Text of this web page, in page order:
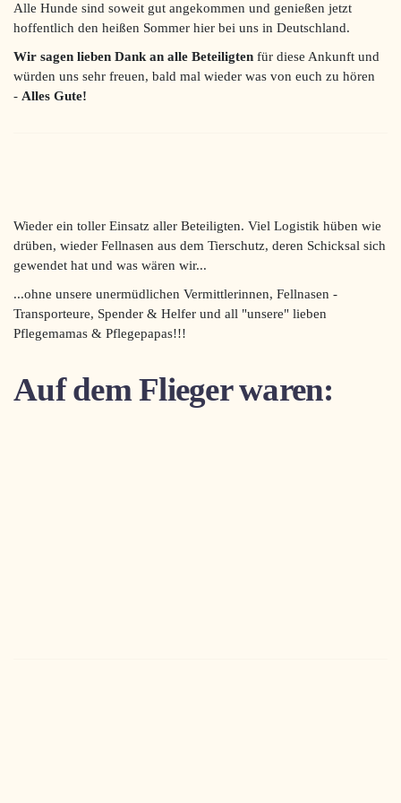
Alle Hunde sind soweit gut angekommen und genießen jetzt
hoffentlich den heißen Sommer hier bei uns in Deutschland.
Wir sagen lieben Dank an alle Beteiligten für diese Ankunft und
würden uns sehr freuen, bald mal wieder was von euch zu hören
- Alles Gute!
Wieder ein toller Einsatz aller Beteiligten. Viel Logistik hüben wie
drüben, wieder Fellnasen aus dem Tierschutz, deren Schicksal sich
gewendet hat und was wären wir...
...ohne unsere unermüdlichen Vermittlerinnen, Fellnasen -
Transporteure, Spender & Helfer und all "unsere" lieben
Pflegemamas & Pflegepapas!!!
Auf dem Flieger waren: